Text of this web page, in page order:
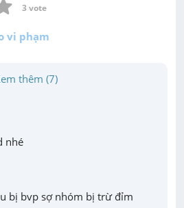
3 vote
vi phạm
thêm (7)
nhé
bị bvp sợ nhóm bị trừ đỉm